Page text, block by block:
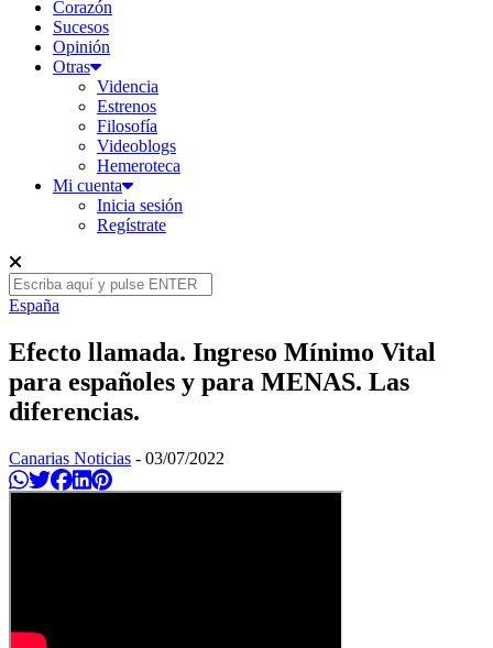
Corazón
Sucesos
Opinión
Otras
Videncia
Estrenos
Filosofía
Videoblogs
Hemeroteca
Mi cuenta
Inicia sesión
Regístrate
España
Efecto llamada. Ingreso Mínimo Vital
para españoles y para MENAS. Las
diferencias.
Canarias Noticias - 03/07/2022
Compartir en Whatsapp
Twittear
Compartir en Facebook
Compartir en Linkedin
Compartir en Pinterest